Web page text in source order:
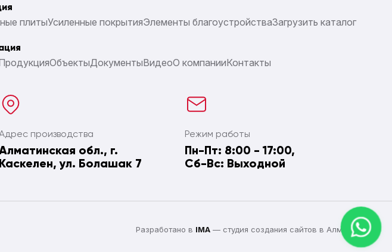
плитыУсиленные покрытияЭлементы благоустройстваЗагрузить каталог
ОбъектыДокументыВидеоО компанииКонтакты
производства
обл., г.
Каскелен, ул. Болашак 7
Режим работы
Пн-Пт: 8:00 - 17:00,
Сб-Вс: Выходной
Разработано в IMA — студия создания сайтов в Алматы